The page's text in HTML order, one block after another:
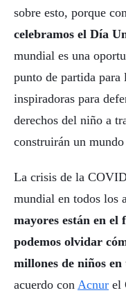
sobre esto, porque
celebramos el Día
mundial es una
punto de partida para
inspiradoras para
derechos del niño a
construirán un
La crisis de la
mundial en todos los
mayores están en
podemos olvidar
millones de niños
acuerdo con Acnur el